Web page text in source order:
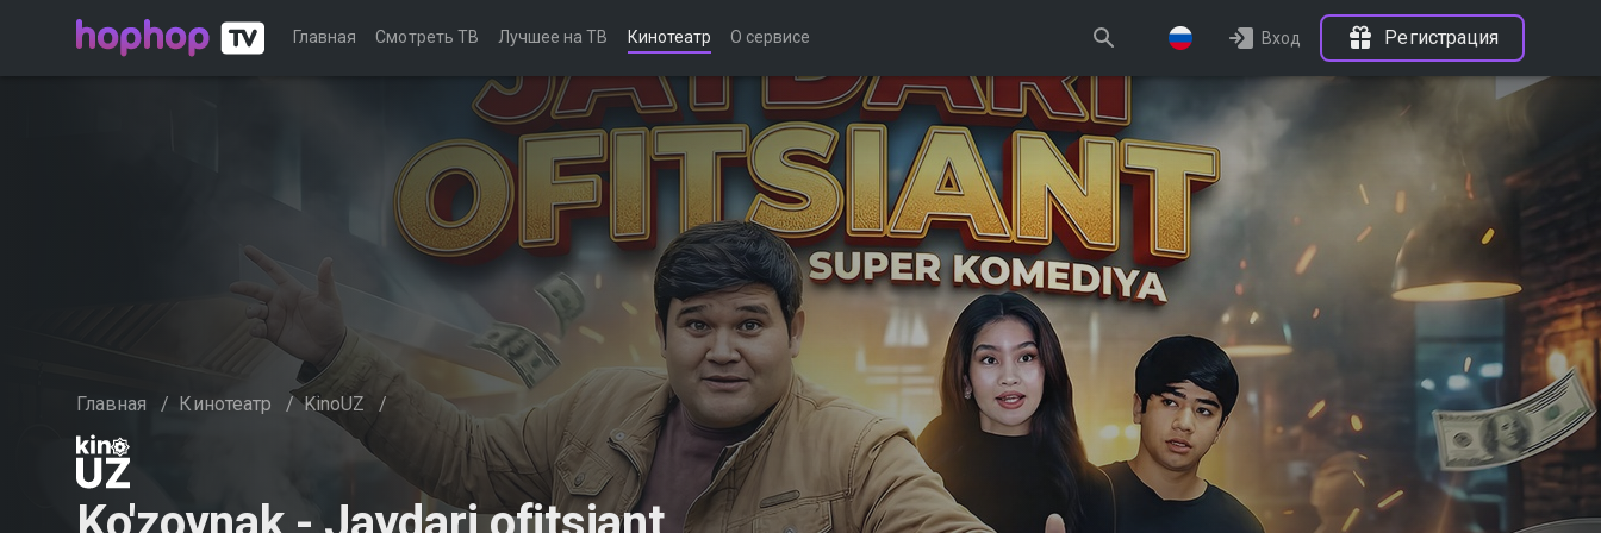
Главная Смотреть ТВ Лучшее на ТВ Кинотеатр О сервисе Вход Регистрация
Главная / Кинотеатр / KinoUZ /